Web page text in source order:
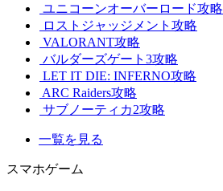
ユニコーンオーバーロード攻略
ロストジャッジメント攻略
VALORANT攻略
バルダーズゲート3攻略
LET IT DIE: INFERNO攻略
ARC Raiders攻略
サブノーティカ2攻略
一覧を見る
スマホゲーム